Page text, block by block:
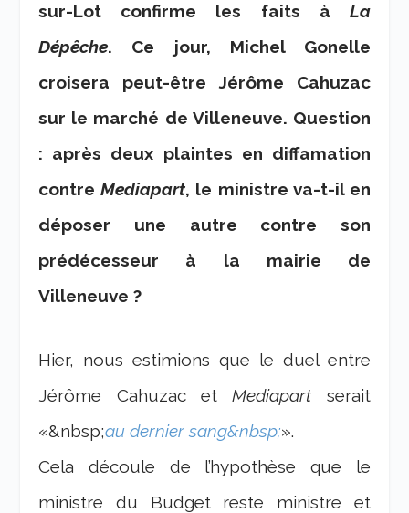
sur-Lot confirme les faits à La
Dépêche. Ce jour, Michel Gonelle
croisera peut-être Jérôme Cahuzac
sur le marché de Villeneuve. Question
: après deux plaintes en diffamation
contreMediapart, le ministre va-t-il en
déposer une autre contre son
prédécesseur à la mairie de
Villeneuve ?
Hier, nous estimions que le duel entre
Jérôme Cahuzac etMediapart serait
«&nbsp;au dernier sang&nbsp;».
Cela découle de l’hypothèse que le
ministre du Budget reste ministre et